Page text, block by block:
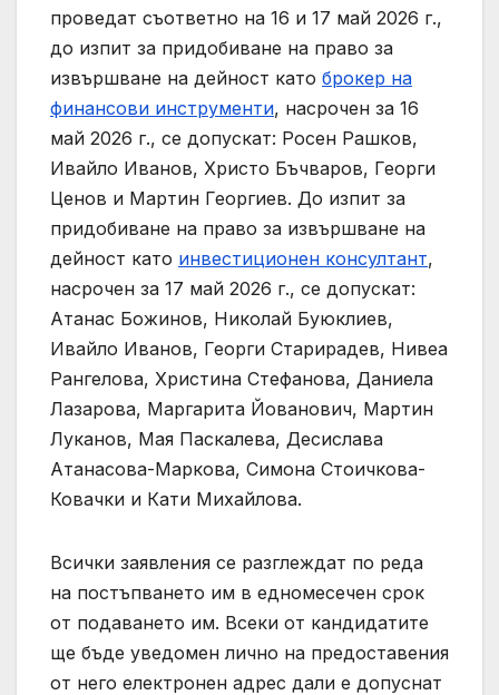
проведат съответно на 16 и 17 май 2026 г.,
до изпит за придобиване на право за
извършване на дейност като брокер на
финансови инструменти, насрочен за 16
май 2026 г., се допускат: Росен Рашков,
Ивайло Иванов, Христо Бъчваров, Георги
Ценов и Мартин Георгиев. До изпит за
придобиване на право за извършване на
дейност като инвестиционен консултант,
насрочен за 17 май 2026 г., се допускат:
Атанас Божинов, Николай Буюклиев,
Ивайло Иванов, Георги Старирадев, Нивеа
Рангелова, Христина Стефанова, Даниела
Лазарова, Маргарита Йованович, Мартин
Луканов, Мая Паскалева, Десислава
Атанасова-Маркова, Симона Стоичкова-
Ковачки и Кати Михайлова.
Всички заявления се разглеждат по реда
на постъпването им в едномесечен срок
от подаването им. Всеки от кандидатите
ще бъде уведомен лично на предоставения
от него електронен адрес дали е допуснат